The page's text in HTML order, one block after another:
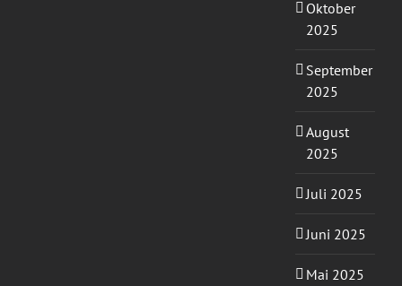
Oktober
2025
September
2025
August
2025
Juli 2025
Juni 2025
Mai 2025